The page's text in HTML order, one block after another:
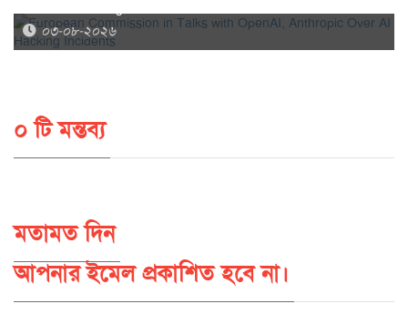
০৩-০৮-২০২৬
০ টি মন্তব্য
মতামত দিন
আপনার ইমেল প্রকাশিত হবে না।